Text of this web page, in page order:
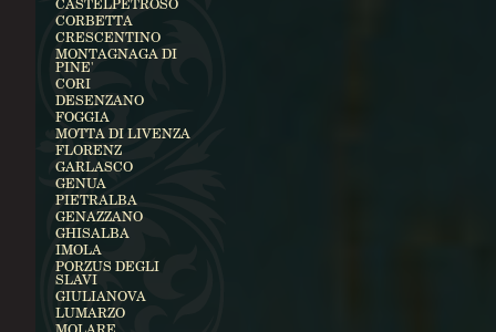
CORBETTA
CRESCENTINO
MONTAGNAGA DI
PINE'
CORI
DESENZANO
FOGGIA
MOTTA DI LIVENZA
FLORENZ
GARLASCO
GENUA
PIETRALBA
GENAZZANO
GHISALBA
IMOLA
PORZUS DEGLI
SLAVI
GIULIANOVA
LUMARZO